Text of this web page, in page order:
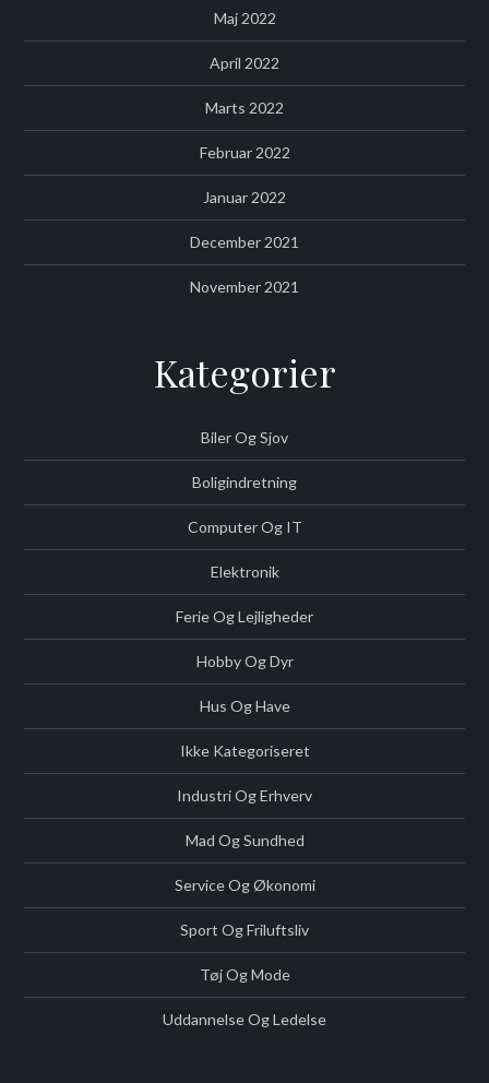
Maj 2022
April 2022
Marts 2022
Februar 2022
Januar 2022
December 2021
November 2021
Kategorier
Biler Og Sjov
Boligindretning
Computer Og IT
Elektronik
Ferie Og Lejligheder
Hobby Og Dyr
Hus Og Have
Ikke Kategoriseret
Industri Og Erhverv
Mad Og Sundhed
Service Og Økonomi
Sport Og Friluftsliv
Tøj Og Mode
Uddannelse Og Ledelse